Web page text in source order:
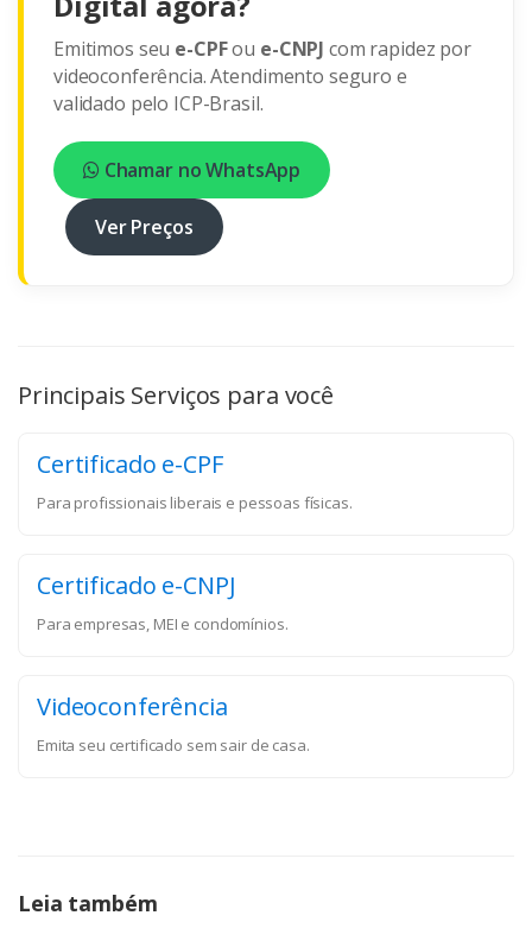
Emitimos seu e-CPFou e-CNPJ com rapidez por
videoconferência. Atendimento seguro e
validado pelo ICP-Brasil.
Chamar no WhatsApp
Ver Preços
Principais Serviços para você
Certificado e-CPF
Para profissionais liberais e pessoas físicas.
Certificado e-CNPJ
Para empresas, MEI e condomínios.
Videoconferência
Emita seu certificado sem sair de casa.
Leia também